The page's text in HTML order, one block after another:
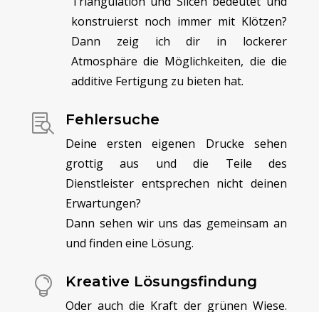
konstruierst noch immer mit Klötzen?
Dann zeig ich dir in lockerer
Atmosphäre die Möglichkeiten, die die
additive Fertigung zu bieten hat.
 Fehlersuche
Deine ersten eigenen Drucke sehen
grottig aus und die Teile des
Dienstleister entsprechen nicht deinen
Erwartungen?
Dann sehen wir uns das gemeinsam an
und finden eine Lösung.
 Kreative Lösungsfindung
Oder auch die Kraft der grünen Wiese.